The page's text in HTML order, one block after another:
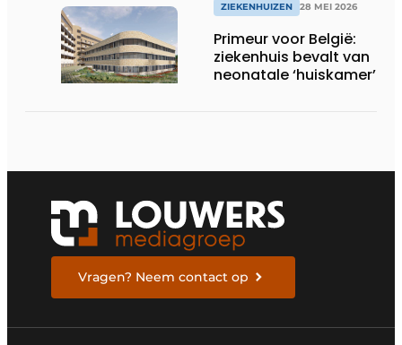
ZIEKENHUIZEN 28 MEI 2026
Primeur voor België:
ziekenhuis bevalt van
neonatale ‘huiskamer’
Vragen? Neem contact op